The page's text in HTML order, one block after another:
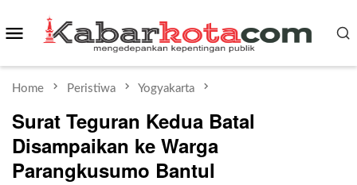
to
Mobile
Home Peristiwa Yogyakarta
Surat Teguran Kedua Batal
Disampaikan ke Warga
Parangkusumo Bantul